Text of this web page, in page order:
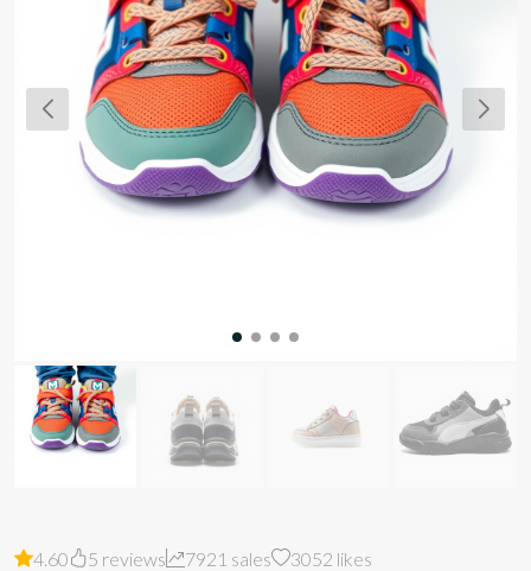
4.60 5 reviews 7921 sales 3052 likes